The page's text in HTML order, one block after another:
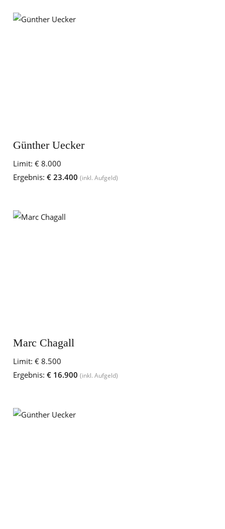
Günther Uecker
Limit: € 8.000
Ergebnis: € 23.400 (inkl. Aufgeld)
Marc Chagall
Limit: € 8.500
Ergebnis: € 16.900 (inkl. Aufgeld)